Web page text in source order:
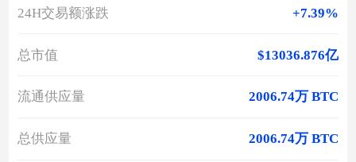
24H交易额涨跌 +7.39%
总市值 $13036.876亿
流通供应量 2006.74万 BTC
总供应量 2006.74万 BTC